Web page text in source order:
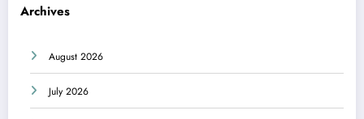
Archives
August 2026
July 2026